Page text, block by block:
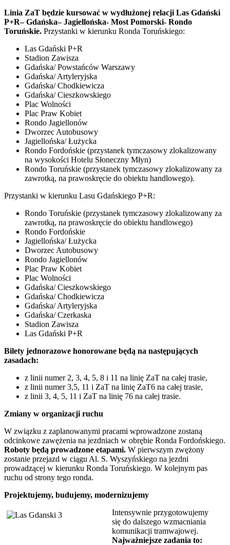
Linia ZaT będzie kursować w wydłużonej relacji Las Gdański
P+R– Gdańska– Jagiellońska- Most Pomorski- Rondo
Toruńskie. Przystanki w kierunku Ronda Toruńskiego:
Las Gdański P+R
Stadion Zawisza
Gdańska/ Powstańców Warszawy
Gdańska/ Artyleryjska
Gdańska/ Chodkiewicza
Gdańska/ Cieszkowskiego
Plac Wolności
Plac Praw Kobiet
Rondo Jagiellonów
Dworzec Autobusowy
Jagiellońska/ Łużycka
Rondo Fordońskie (przystanek tymczasowy zlokalizowany
na wysokości Hotelu Słoneczny Młyn)
Rondo Toruńskie (przystanek tymczasowy zlokalizowany za
zawrotką, na prawoskręcie do obiektu handlowego).
Przystanki w kierunku Lasu Gdańskiego P+R:
Rondo Toruńskie (przystanek tymczasowy zlokalizowany za
zawrotką, na prawoskręcie do obiektu handlowego)
Rondo Fordońskie
Jagiellońska/ Łużycka
Dworzec Autobusowy
Rondo Jagiellonów
Plac Praw Kobiet
Plac Wolności
Gdańska/ Cieszkowskiego
Gdańska/ Chodkiewicza
Gdańska/ Artyleryjska
Gdańska/ Czerkaska
Stadion Zawisza
Las Gdański P+R
Bilety jednorazowe honorowane będą na następujących
zasadach:
z linii numer 2, 3, 4, 5, 8 i 11 na linię ZaT na całej trasie,
z linii numer 3,5, 11 i ZaT na linię ZaT6 na całej trasie,
z linii 3, 4, 5, 11 i ZaT na linię 76 na całej trasie.
Zmiany w organizacji ruchu
W związku z zaplanowanymi pracami wprowadzone zostaną
odcinkowe zawężenia na jezdniach w obrębie Ronda Fordońskiego.
Roboty będą prowadzone etapami. W pierwszym zwężony
zostanie przejazd w ciągu Al. S. Wyszyńskiego na jezdni
prowadzącej w kierunku Ronda Toruńskiego. W kolejnym pas
ruchu od strony tego ronda.
Projektujemy, budujemy, modernizujemy
Intensywnie przygotowujemy
się do dalszego wzmacniania
komunikacji tramwajowej.
Najważniejsze zadania to: